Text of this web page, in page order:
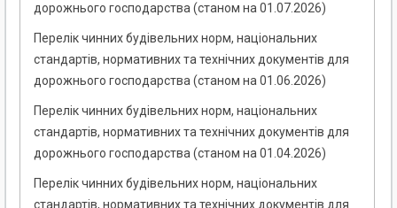
дорожнього господарства (станом на 01.07.2026)
Перелік чинних будівельних норм, національних
стандартів, нормативних та технічних документів для
дорожнього господарства (станом на 01.06.2026)
Перелік чинних будівельних норм, національних
стандартів, нормативних та технічних документів для
дорожнього господарства (станом на 01.04.2026)
Перелік чинних будівельних норм, національних
стандартів, нормативних та технічних документів для